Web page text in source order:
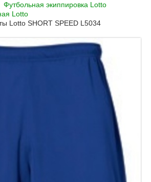
Футбольная экиппировка Lotto
Lotto
Lotto SHORT SPEED L5034